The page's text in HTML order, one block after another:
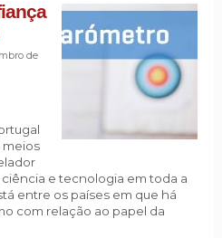
de
meios
e tecnologia em toda a
entre os países em que há
com relação ao papel da